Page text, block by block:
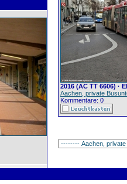
2016 (AC TT 6606) ·
Aachen, private
Kommentare: 0